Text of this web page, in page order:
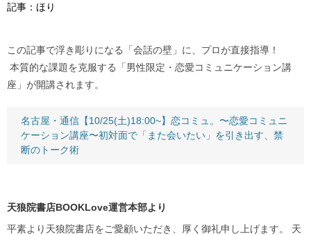
記事：ほり
この記事で浮き彫りになる「会話の壁」に、プロが直接指導！
本質的な課題を克服する「男性限定・恋愛コミュニケーション講
座」が開講されます。
名古屋・通信【10/25(土)18:00~】恋コミュ。〜恋愛コミュニ
ケーション講座〜初対面で「また会いたい」を引き出す、禁
断のトーク術
天狼院書店BOOKLove運営本部より
平素より天狼院書店をご愛顧いただき、厚く御礼申し上げます。 天